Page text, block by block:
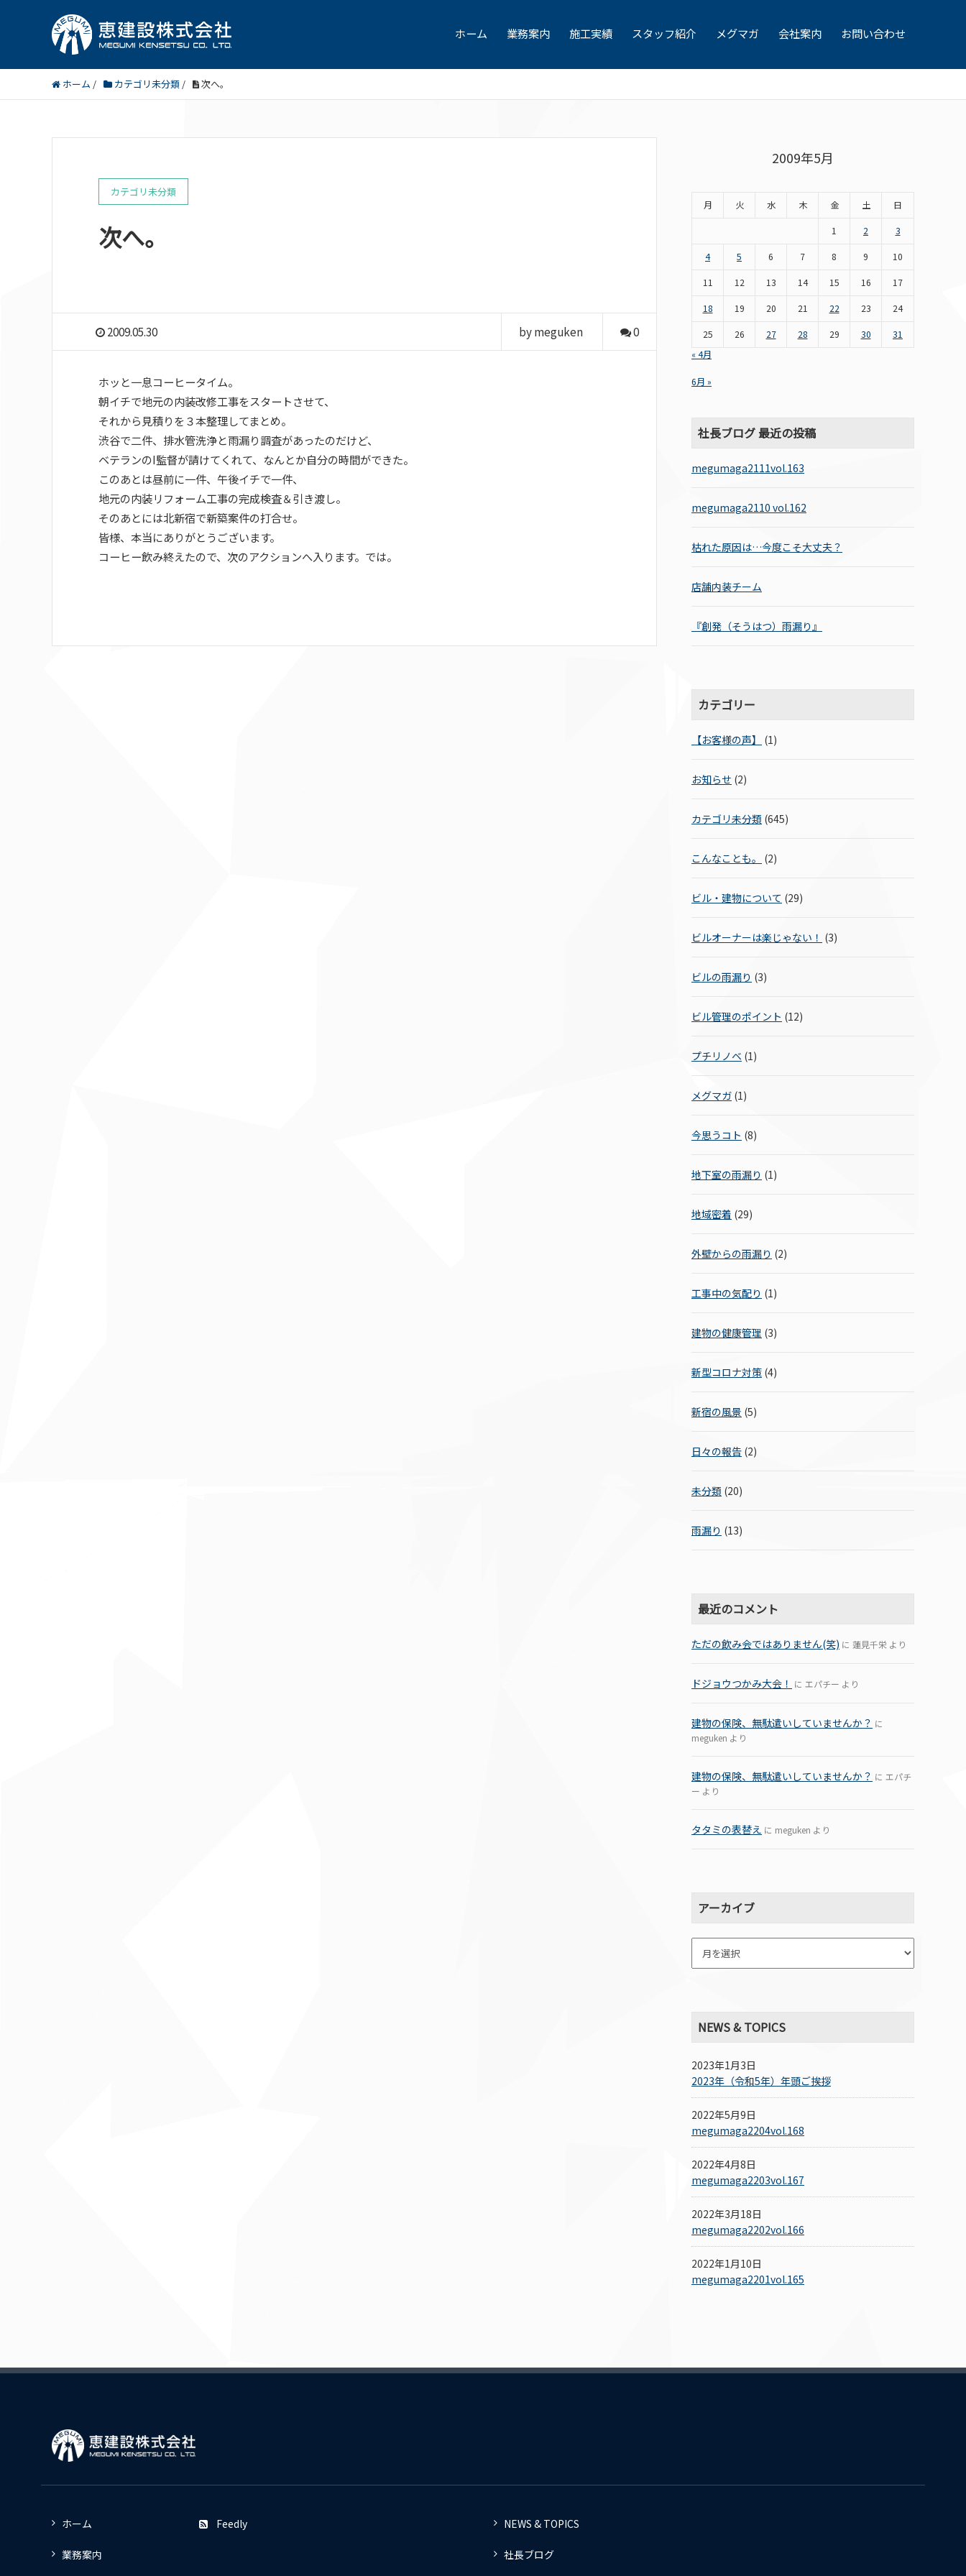
ホーム 業務案内 施工実績 スタッフ紹介 メグマガ 会社案内 お問い合わせ
ホーム / カテゴリ未分類 / 次へ。
カテゴリ未分類
次へ。
2009.05.30 by meguken 0
ホッと一息コーヒータイム。
朝イチで地元の内装改修工事をスタートさせて、
それから見積りを３本整理してまとめ。
渋谷で二件、排水管洗浄と雨漏り調査があったのだけど、
ベテランのI監督が請けてくれて、なんとか自分の時間ができた。
このあとは昼前に一件、午後イチで一件、
地元の内装リフォーム工事の完成検査＆引き渡し。
そのあとには北新宿で新築案件の打合せ。
皆様、本当にありがとうございます。
コーヒー飲み終えたので、次のアクションへ入ります。では。
2009年5月
月 火 水 木 金 土
日
1
2
3
4
5 6 7 8 9
10
11
12 13 14 15 16
17
18
19 20 21 22 23
24
25
26 27 28 29 30
31
« 4月
6月 »
社長ブログ 最近の投稿
megumaga2111vol.163
megumaga2110 vol.162
枯れた原因は…今度こそ大丈夫？
店舗内装チーム
『創発（そうはつ）雨漏り』
カテゴリー
【お客様の声】 (1)
お知らせ (2)
カテゴリ未分類 (645)
こんなことも。 (2)
ビル・建物について (29)
ビルオーナーは楽じゃない！ (3)
ビルの雨漏り (3)
ビル管理のポイント (12)
プチリノベ (1)
メグマガ (1)
今思うコト (8)
地下室の雨漏り (1)
地域密着 (29)
外壁からの雨漏り (2)
工事中の気配り (1)
建物の健康管理 (3)
新型コロナ対策 (4)
新宿の風景 (5)
日々の報告 (2)
未分類 (20)
雨漏り (13)
最近のコメント
ただの飲み会ではありません(笑) に 蓮見千栄 より
ドジョウつかみ大会！ に エパチー より
建物の保険、無駄遣いしていませんか？ に
meguken より
建物の保険、無駄遣いしていませんか？ に エパチ
ー より
タタミの表替え に meguken より
アーカイブ
NEWS & TOPICS
2023年1月3日
2023年（令和5年）年頭ご挨拶
2022年5月9日
megumaga2204vol.168
2022年4月8日
megumaga2203vol.167
2022年3月18日
megumaga2202vol.166
2022年1月10日
megumaga2201vol.165
ホーム
業務案内
Feedly NEWS & TOPICS
社長ブログ